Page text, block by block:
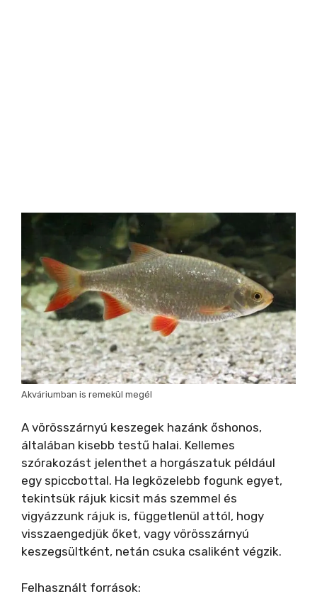
Akváriumban is remekül megél
A vörösszárnyú keszegek hazánk őshonos,
általában kisebb testű halai. Kellemes
szórakozást jelenthet a horgászatuk például
egy spiccbottal. Ha legközelebb fogunk egyet,
tekintsük rájuk kicsit más szemmel és
vigyázzunk rájuk is, függetlenül attól, hogy
visszaengedjük őket, vagy vörösszárnyú
keszegsültként, netán csuka csaliként végzik.
Felhasznált források: